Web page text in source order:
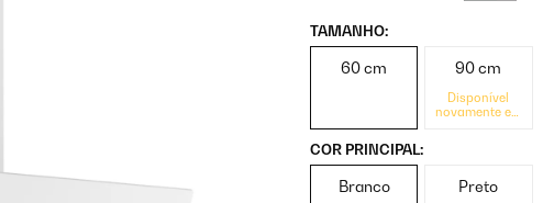
TAMANHO:
60 cm 90 cm
Disponível
novamente em
COR PRINCIPAL:
Branco Preto